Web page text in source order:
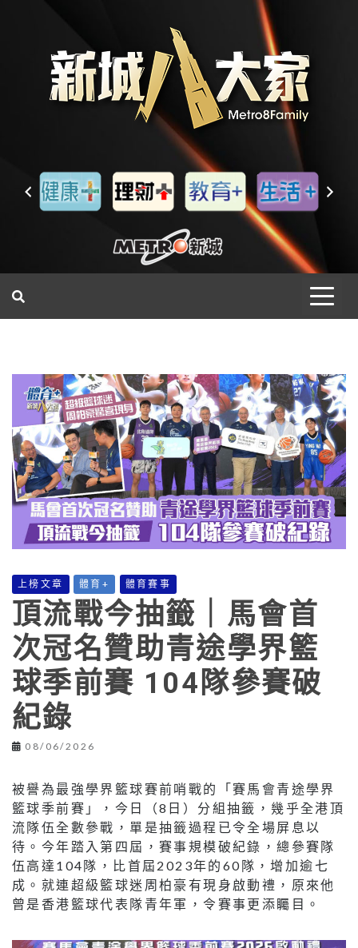
上榜文章 體育+ 體育賽事
頂流戰今抽籤｜馬會首
次冠名贊助青途學界籃
球季前賽 104隊參賽破
紀錄
08/06/2026
被譽為最強學界籃球賽前哨戰的「賽馬會青途學界
籃球季前賽」，今日（8日）分組抽籤，幾乎全港頂
流隊伍全數參戰，單是抽籤過程已令全場屏息以
待。今年踏入第四屆，賽事規模破紀錄，總參賽隊
伍高達104隊，比首屆2023年的60隊，增加逾七
成。就連超級籃球迷周柏豪有現身啟動禮，原來他
曾是香港籃球代表隊青年軍，令賽事更添矚目。